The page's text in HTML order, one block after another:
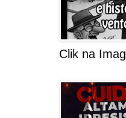
Clik na